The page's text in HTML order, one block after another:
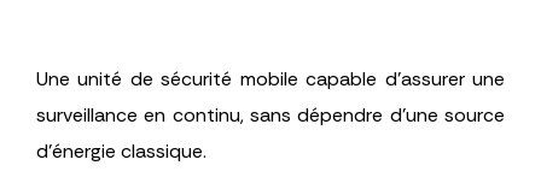
Une unité de sécurité mobile capable d’assurer une
surveillance en continu, sans dépendre d’une source
d’énergie classique.